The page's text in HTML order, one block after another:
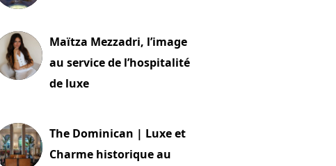
Maïtza Mezzadri, l’image
au service de l’hospitalité
de luxe
The Dominican | Luxe et
Charme historique au